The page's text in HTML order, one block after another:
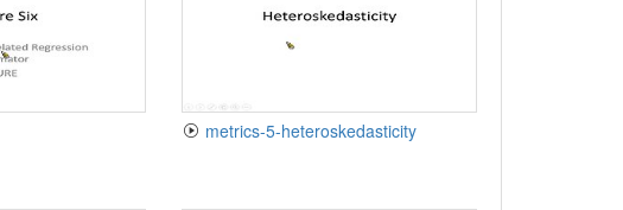
metrics-5-heteroskedasticity